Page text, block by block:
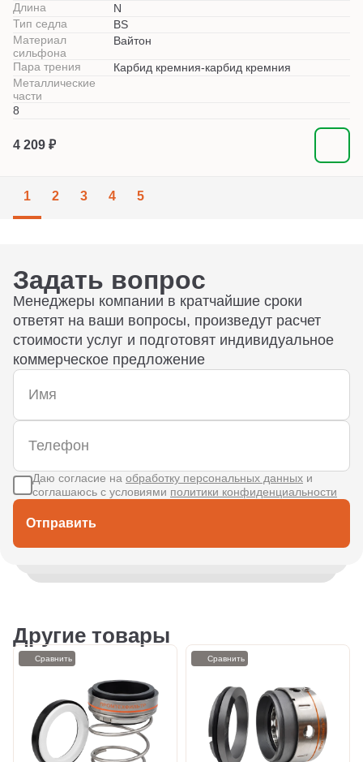
Длина
N
Тип седла
BS
Материал
сильфона
Вайтон
Пара трения
Карбид кремния-карбид кремния
Металлические
части
8
4 209 ₽
1 2 3 4 5
Задать вопрос
Менеджеры компании в кратчайшие сроки
ответят на ваши вопросы, произведут расчет
стоимости услуг и подготовят индивидуальное
коммерческое предложение
Отправить
Даю согласие на обработку персональных данных и
соглашаюсь с условиями политики конфиденциальности
Другие товары
Сравнить Сравнить